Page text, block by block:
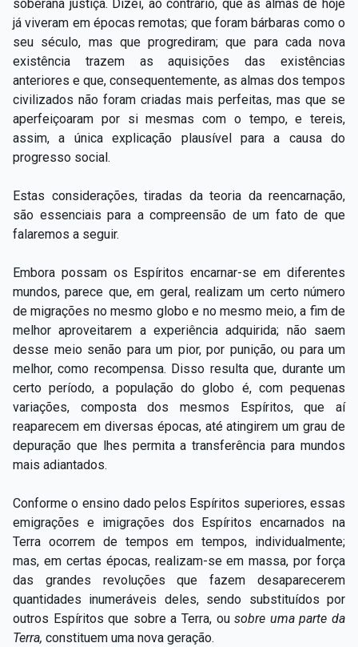
soberana justiça. Dizei, ao contrário, que as almas de hoje
já viveram em épocas remotas; que foram bárbaras como o
seu século, mas que progrediram; que para cada nova
existência trazem as aquisições das existências
anteriores e que, consequentemente, as almas dos tempos
civilizados não foram criadas mais perfeitas, mas que se
aperfeiçoaram por si mesmas com o tempo, e tereis,
assim, a única explicação plausível para a causa do
progresso social.
Estas considerações, tiradas da teoria da reencarnação,
são essenciais para a compreensão de um fato de que
falaremos a seguir.
Embora possam os Espíritos encarnar-se em diferentes
mundos, parece que, em geral, realizam um certo número
de migrações no mesmo globo e no mesmo meio, a fim de
melhor aproveitarem a experiência adquirida; não saem
desse meio senão para um pior, por punição, ou para um
melhor, como recompensa. Disso resulta que, durante um
certo período, a população do globo é, com pequenas
variações, composta dos mesmos Espíritos, que aí
reaparecem em diversas épocas, até atingirem um grau de
depuração que lhes permita a transferência para mundos
mais adiantados.
Conforme o ensino dado pelos Espíritos superiores, essas
emigrações e imigrações dos Espíritos encarnados na
Terra ocorrem de tempos em tempos, individualmente;
mas, em certas épocas, realizam-se em massa, por força
das grandes revoluções que fazem desaparecerem
quantidades inumeráveis deles, sendo substituídos por
outros Espíritos que sobre a Terra, ousobre uma parte da
Terra, constituem uma nova geração.